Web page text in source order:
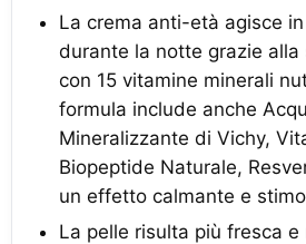
La crema anti-età agisce
durante la notte grazie alla
con 15 vitamine minerali
formula include anche
Mineralizzante di Vichy,
Biopeptide Naturale,
un effetto calmante e
La pelle risulta più fresca e